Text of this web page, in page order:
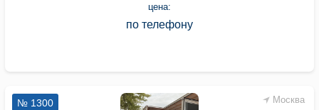
цена:
по телефону
Москва
№ 1300